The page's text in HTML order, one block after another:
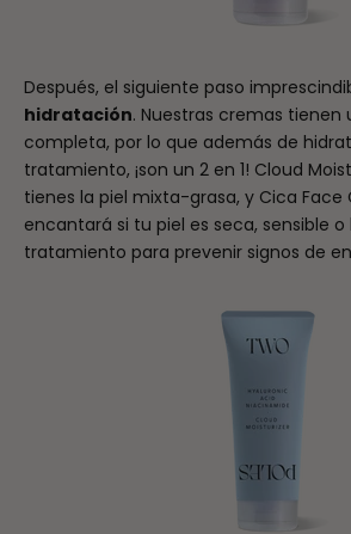
Después, el siguiente paso
hidratación. Nuestras cremas
completa, por lo que además de
tratamiento, ¡son un 2 en 1! Cloud
tienes la piel mixta-grasa, y Cica Face
encantará si tu piel es seca, sensible
tratamiento para prevenir signos de